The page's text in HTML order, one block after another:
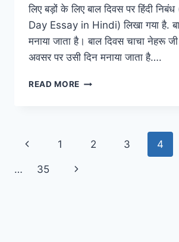
लिए बड़ों के लिए बाल दिवस पर हिंदी
Day Essay in Hindi) लिखा गया है.
मनाया जाता है। बाल दिवस चाचा नेहरू
अवसर पर उसी दिन मनाया जाता है….
READ MORE विद्यालय
Page
navigation
Previous
Page
1 2 3 4
… 35
Next